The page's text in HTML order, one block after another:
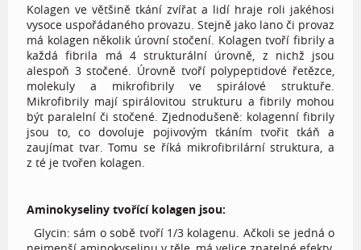
Kolagen ve většině tkání zvířat a lidí hraje roli jakéhosi
vysoce uspořádaného provazu. Stejně jako lano či provaz
má kolagen několik úrovní stočení. Kolagen tvoří fibrily a
každá fibrila má 4 strukturální úrovně, z nichž jsou
alespoň 3 stočené. Úrovně tvoří polypeptidové řetězce,
molekuly a mikrofibrily ve spirálové struktuře.
Mikrofibrily mají spirálovitou strukturu a fibrily mohou
být paralelní či stočené. Zjednodušeně: kolagenní fibrily
jsou to, co dovoluje pojivovým tkáním tvořit tkáň a
zaujímat tvar. Tomu se říká mikrofibrilární struktura, a
z té je tvořen kolagen.
Aminokyseliny tvořící kolagen jsou:
Glycin: sám o sobě tvoří 1/3 kolagenu. Ačkoli se jedná o